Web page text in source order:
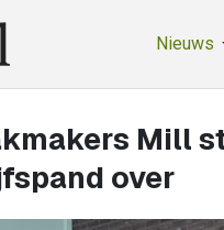
Nieuws
Mill
over